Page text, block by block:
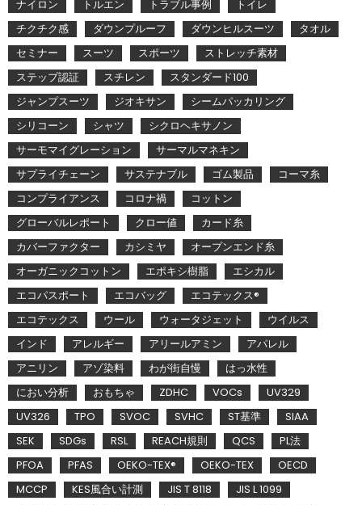
ナイロン トルエン トラブル事例
トイレ
チクチク感
ダウンプルーフ ダウンヒルスーツ
タオル
セミナー
スーツ スポーツ
ストレッチ素材
ステップ認証
スチレン
スタンダード100
ジャンプスーツ
ジオキサン
シームパッカリング
シリコーン
シャツ
シクロヘキサノン
サーモマイグレーション
サーマルマネキン
サプライチェーン
サステナブル ゴム製品
コーマ糸
コンプライアンス
コロナ禍
コットン
グローバルレポート
クロー値
カード糸
カバーファクター
カシミヤ
オープンエンド糸
オーガニックコットン
エポキシ樹脂
エシカル
エコパスポート
エコバッグ
エコテックス®
エコテックス
ウール ウォータジェット
ウイルス
インド
アレルギー アリールアミン
アパレル
アニリン
アゾ染料 わが街自慢
はっ水性
におい分析
おもちゃ ZDHC VOCs
UV329
UV326
TPO SVOC SVHC ST基準
SIAA
SEK
SDGs RSL REACH規則 QCS
PL法
PFOA
PFAS OEKO-TEX® OEKO-TEX
OECD
MCCP
KES風合い計測 JIS T 8118
JIS L 1099